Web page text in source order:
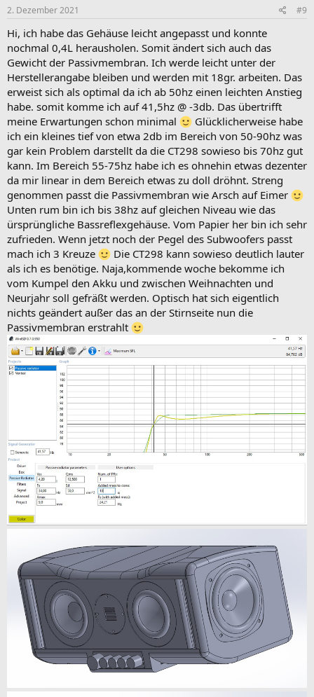
2. Dezember 2021 #9
Hi, ich habe das Gehäuse leicht angepasst und konnte
nochmal 0,4L herausholen. Somit ändert sich auch das
Gewicht der Passivmembran. Ich werde leicht unter der
Herstellerangabe bleiben und werden mit 18gr. arbeiten. Das
erweist sich als optimal da ich ab 50hz einen leichten Anstieg
habe. somit komme ich auf 41,5hz @ -3db. Das übertrifft
meine Erwartungen schon minimal
Glücklicherweise habe
ich ein kleines tief von etwa 2db im Bereich von 50-90hz was
gar kein Problem darstellt da die CT298 sowieso bis 70hz gut
kann. Im Bereich 55-75hz habe ich es ohnehin etwas dezenter
da mir linear in dem Bereich etwas zu doll dröhnt. Streng
genommen passt die Passivmembran wie Arsch auf Eimer
Unten rum bin ich bis 38hz auf gleichen Niveau wie das
ürsprüngliche Bassreflexgehäuse. Vom Papier her bin ich sehr
zufrieden. Wenn jetzt noch der Pegel des Subwoofers passt
mach ich 3 Kreuze
Die CT298 kann sowieso deutlich lauter
als ich es benötige. Naja,kommende woche bekomme ich
vom Kumpel den Akku und zwischen Weihnachten und
Neurjahr soll gefräßt werden. Optisch hat sich eigentlich
nichts geändert außer das an der Stirnseite nun die
Passivmembran erstrahlt